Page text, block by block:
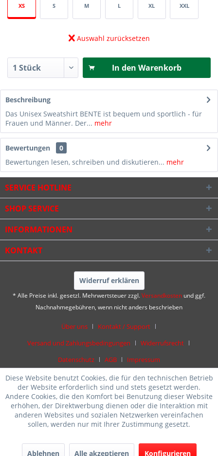
XS S M L XL XXL
Auswahl zurücksetzen
In den Warenkorb
Beschreibung
Das Unisex Sweatshirt BENTE ist bequem und sportlich - für
Frauen und Männer. Der... mehr
Bewertungen
0
Bewertungen lesen, schreiben und diskutieren... mehr
SERVICE HOTLINE
SHOP SERVICE
INFORMATIONEN
KONTAKT
Widerruf erklären
* Alle Preise inkl. gesetzl. Mehrwertsteuer zzgl.Versandkosten und ggf.
Nachnahmegebühren, wenn nicht anders beschrieben
Über uns
Kontakt / Support
Versand und Zahlungsbedingungen
Widerrufsrecht
Datenschutz
AGB Impressum
Diese Website benutzt Cookies, die für den technischen Betrieb
der Website erforderlich sind und stets gesetzt werden.
Andere Cookies, die den Komfort bei Benutzung dieser Website
erhöhen, der Direktwerbung dienen oder die Interaktion mit
anderen Websites und sozialen Netzwerken vereinfachen
sollen, werden nur mit Ihrer Zustimmung gesetzt.
Ablehnen Alle akzeptieren Konfigurieren